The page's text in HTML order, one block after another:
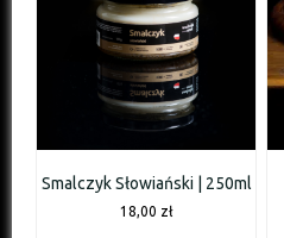
Smalczyk Słowiański | 250ml
18,00 zł